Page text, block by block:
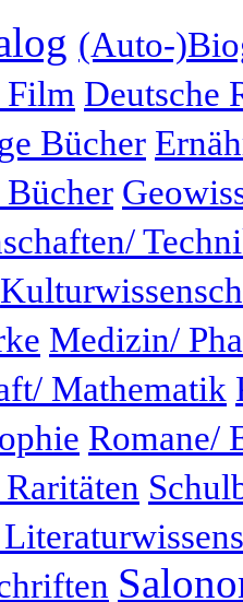
(Auto-
Film Deutsche
Bücher
Bücher
Medizin/
Mathematik
Romane/